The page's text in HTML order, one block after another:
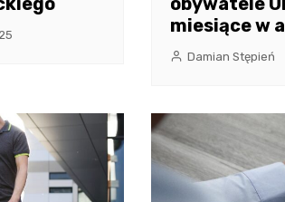
miesiące w
Damian Stępień